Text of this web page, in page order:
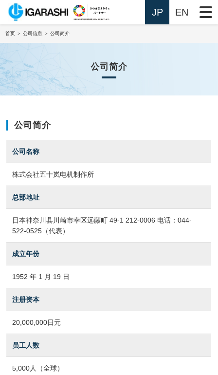
JP EN
首页 ＞ 公司信息 ＞ 公司简介
公司简介
公司简介
公司名称
株式会社五十岚电机制作所
总部地址
日本神奈川县川崎市幸区远藤町 49-1 212-0006 电话：044-
522-0525（代表）
成立年份
1952 年 1 月 19 日
注册资本
20,000,000日元
员工人数
5,000人（全球）